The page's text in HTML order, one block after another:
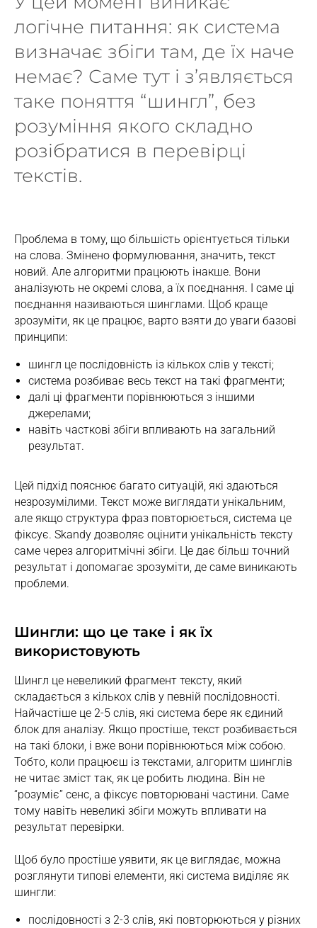
логічне питання: як система
визначає збіги там, де їх наче
немає? Саме тут і з’являється
таке поняття “шингл”, без
розуміння якого складно
розібратися в перевірці
текстів.
Проблема в тому, що більшість орієнтується тільки
на слова. Змінено формулювання, значить, текст
новий. Але алгоритми працюють інакше. Вони
аналізують не окремі слова, а їх поєднання. І саме ці
поєднання називаються шинглами. Щоб краще
зрозуміти, як це працює, варто взяти до уваги базові
принципи:
шингл це послідовність із кількох слів у тексті;
система розбиває весь текст на такі фрагменти;
далі ці фрагменти порівнюються з іншими
джерелами;
навіть часткові збіги впливають на загальний
результат.
Цей підхід пояснює багато ситуацій, які здаються
незрозумілими. Текст може виглядати унікальним,
але якщо структура фраз повторюється, система це
фіксує. Skandy дозволяє оцінити унікальність тексту
саме через алгоритмічні збіги. Це дає більш точний
результат і допомагає зрозуміти, де саме виникають
проблеми.
Шингли: що це таке і як їх
використовують
Шингл це невеликий фрагмент тексту, який
складається з кількох слів у певній послідовності.
Найчастіше це 2-5 слів, які система бере як єдиний
блок для аналізу. Якщо простіше, текст розбивається
на такі блоки, і вже вони порівнюються між собою.
Тобто, коли працюєш із текстами, алгоритм шинглів
не читає зміст так, як це робить людина. Він не
“розуміє” сенс, а фіксує повторювані частини. Саме
тому навіть невеликі збіги можуть впливати на
результат перевірки.
Щоб було простіше уявити, як це виглядає, можна
розглянути типові елементи, які система виділяє як
шингли:
послідовності з 2-3 слів, які повторюються у різних